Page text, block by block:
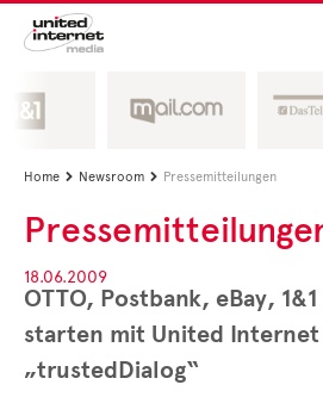
Home  Newsroom  Pressemitteilungen
18.06.2009
OTTO, Postbank, eBay,
starten mit United Internet
„trustedDialog“